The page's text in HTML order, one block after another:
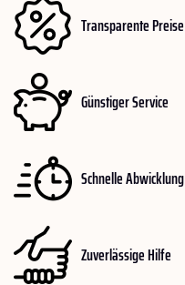
Transparente Preise
Günstiger Service
Schnelle Abwicklung
Zuverlässige Hilfe